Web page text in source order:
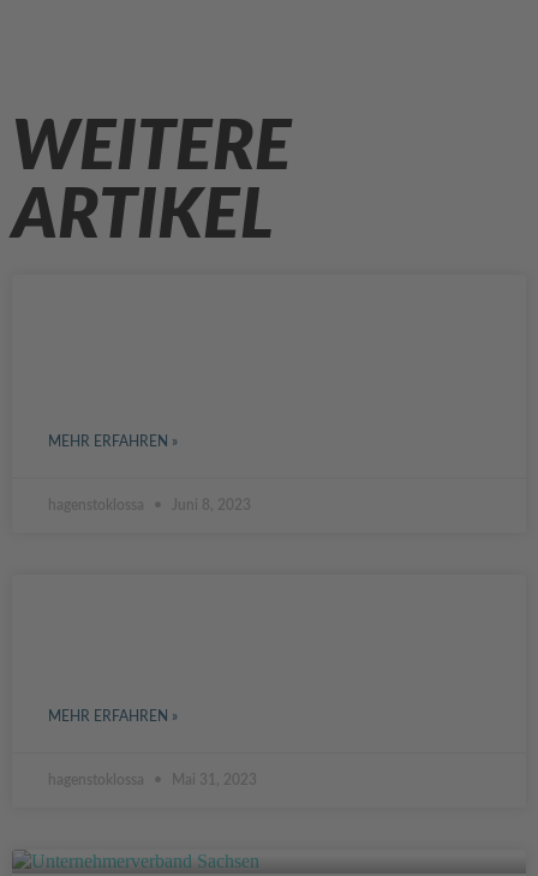
WEITERE
ARTIKEL
MEHR ERFAHREN »
hagenstoklossa Juni 8, 2023
MEHR ERFAHREN »
hagenstoklossa Mai 31, 2023